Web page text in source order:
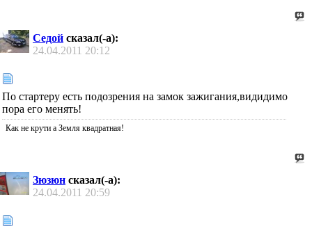
Седой сказал(-а):
24.04.2011 20:12
По стартеру есть подозрения на замок зажигания,видидимо
пора его менять!
Как не крути а Земля квадратная!
Зюзюн сказал(-а):
24.04.2011 20:59